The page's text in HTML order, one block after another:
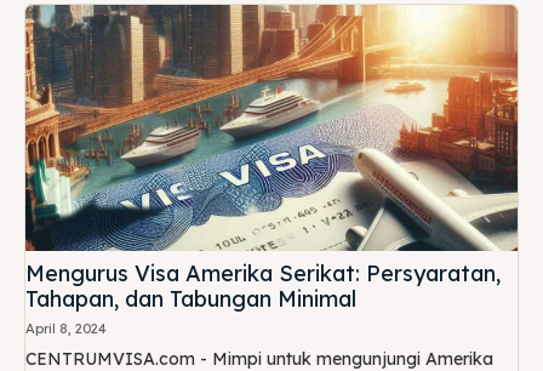
Mengurus Visa Amerika Serikat: Persyaratan,
Tahapan, dan Tabungan Minimal
April 8, 2024
CENTRUMVISA.com - Mimpi untuk mengunjungi Amerika